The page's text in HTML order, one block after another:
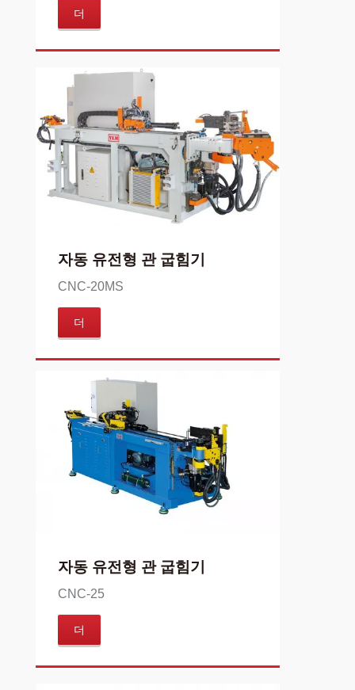
더
자동 유전형 관 굽힘기
CNC-20MS
더
자동 유전형 관 굽힘기
CNC-25
더